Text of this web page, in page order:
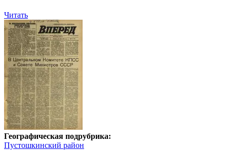
Читать
Географическая подрубрика:
Пустошкинский район